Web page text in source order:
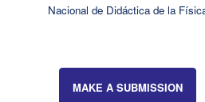
Nacional de Didáctica de la
MAKE A SUBMISSION